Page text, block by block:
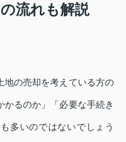
流れも解説
地の売却を考えている方の
るのか」「必要な手続き
多いのではないでしょう